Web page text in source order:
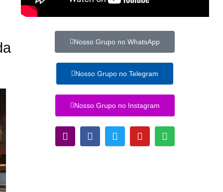
Nosso Grupo no WhatsApp
Nosso Grupo no Telegram
Nosso Grupo no Instagram